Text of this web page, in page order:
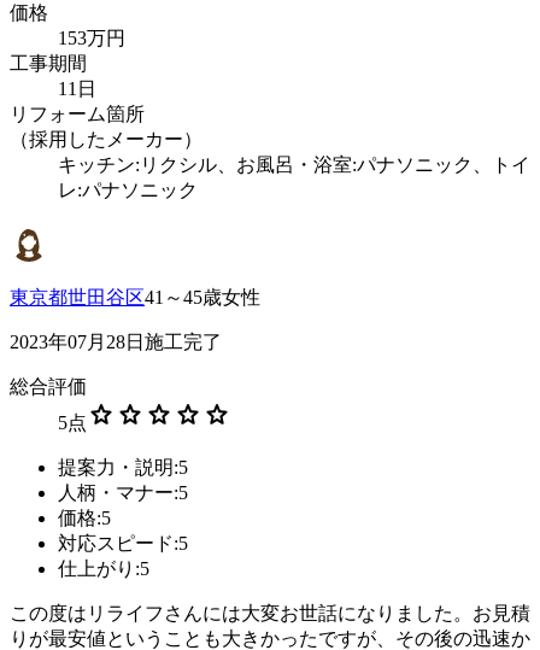
価格
153万円
工事期間
11日
リフォーム箇所
（採用したメーカー）
キッチン:リクシル、お風呂・浴室:パナソニック、トイ
レ:パナソニック
東京都世田谷区41～45歳女性
2023年07月28日施工完了
総合評価
5点 star star star star star
提案力・説明:5
人柄・マナー:5
価格:5
対応スピード:5
仕上がり:5
この度はリライフさんには大変お世話になりました。お見積
りが最安値ということも大きかったですが、その後の迅速か